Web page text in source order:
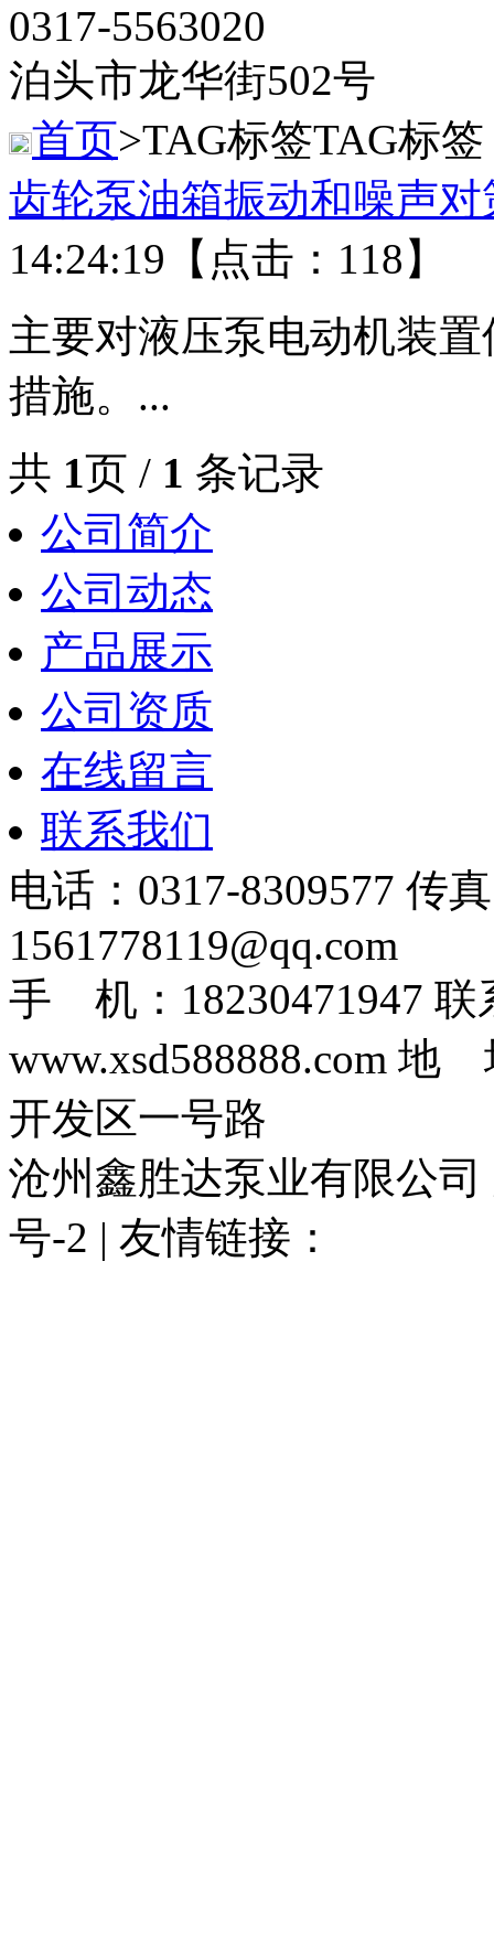
0317-5563020
泊头市龙华街502号
首页>TAG标签TAG标签
齿轮泵油箱振动和噪声对
14:24:19【点击：118】
主要对液压泵电动机装
措施。...
共 1页 / 1 条记录
公司简介
公司动态
产品展示
公司资质
在线留言
联系我们
电话：0317-8309577 传
1561778119@qq.com
手 机：18230471947
www.xsd588888.com 地
开发区一号路
沧州鑫胜达泵业有限公司
号-2 | 友情链接：